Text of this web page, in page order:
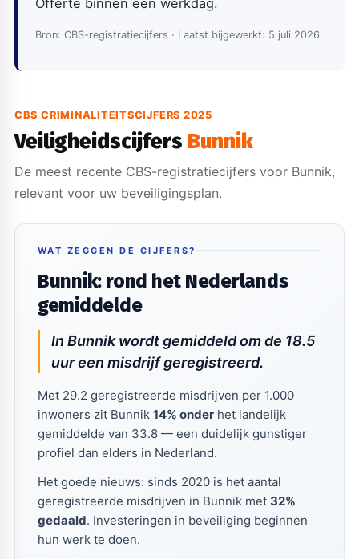
Offerte binnen één werkdag.
Bron: CBS-registratiecijfers · Laatst bijgewerkt: 5 juli 2026
CBS CRIMINALITEITSCIJFERS 2025
Veiligheidscijfers Bunnik
De meest recente CBS-registratiecijfers voor Bunnik,
relevant voor uw beveiligingsplan.
WAT ZEGGEN DE CIJFERS?
Bunnik: rond het Nederlands
gemiddelde
In Bunnik wordt gemiddeld om de 18.5
uur een misdrijf geregistreerd.
Met 29.2 geregistreerde misdrijven per 1.000
inwoners zit Bunnik 14% onderhet landelijk
gemiddelde van 33.8 — een duidelijk gunstiger
profiel dan elders in Nederland.
Het goede nieuws: sinds 2020 is het aantal
geregistreerde misdrijven in Bunnik met 32%
gedaald. Investeringen in beveiliging beginnen
hun werk te doen.